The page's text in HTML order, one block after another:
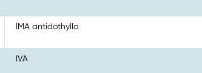
IMA antidothylla
IVA